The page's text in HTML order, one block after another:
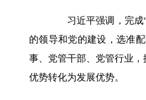
习近平强调，完成“
的领导和党的建设，选准
事、党管干部、党管行业
优势转化为发展优势。